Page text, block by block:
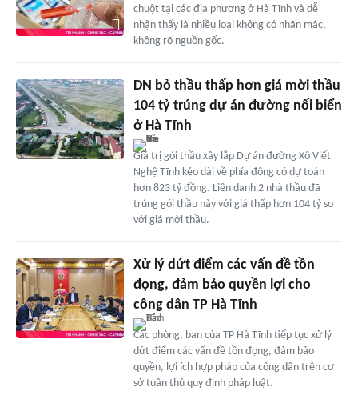
chuột tại các địa phương ở Hà Tĩnh và dễ
nhận thấy là nhiều loại không có nhãn mác,
không rõ nguồn gốc.
DN bỏ thầu thấp hơn giá mời thầu
104 tỷ trúng dự án đường nối biển
ở Hà Tĩnh
Giá trị gói thầu xây lắp Dự án đường Xô Viết
Nghệ Tĩnh kéo dài về phía đông có dự toán
hơn 823 tỷ đồng. Liên danh 2 nhà thầu đã
trúng gói thầu này với giá thấp hơn 104 tỷ so
với giá mời thầu.
Xử lý dứt điểm các vấn đề tồn
đọng, đảm bảo quyền lợi cho
công dân TP Hà Tĩnh
Các phòng, ban của TP Hà Tĩnh tiếp tục xử lý
dứt điểm các vấn đề tồn đọng, đảm bảo
quyền, lợi ích hợp pháp của công dân trên cơ
sở tuân thủ quy định pháp luật.